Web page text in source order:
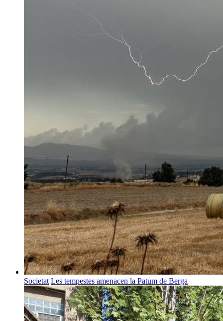
Societat Les tempestes amenacen la Patum de Berga